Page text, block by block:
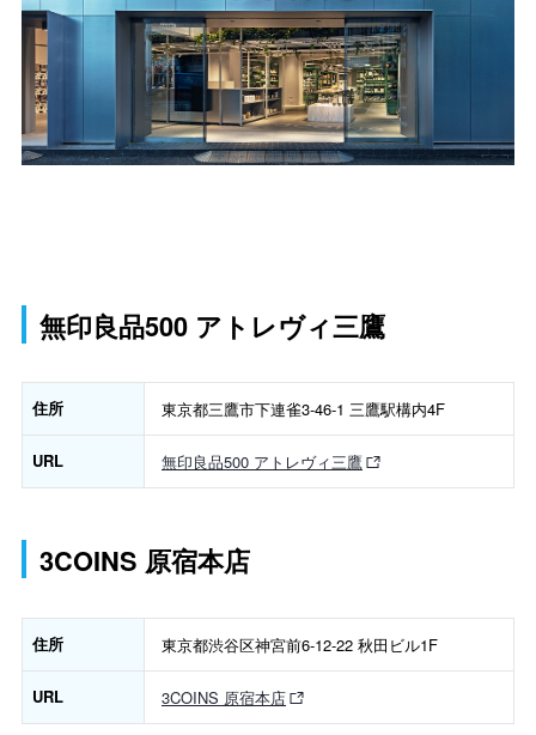
無印良品500 アトレヴィ三鷹
住所 東京都三鷹市下連雀3-46-1 三鷹駅構内4F
URL 無印良品500 アトレヴィ三鷹
3COINS 原宿本店
住所 東京都渋谷区神宮前6-12-22 秋田ビル1F
URL 3COINS 原宿本店